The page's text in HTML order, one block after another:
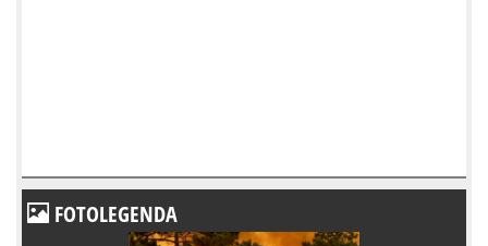
FOTOLEGENDA